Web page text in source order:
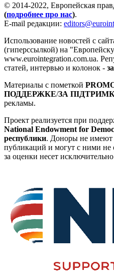
© 2014-2022, Европейская
(подробнее про нас).
E-mail редакции:
Использование новостей с
(гиперссылкой) на
www.eurointegration.com.ua.
статей, интервью и колонок -
Материалы с пометкой
ПОДДЕРЖКЕ/ЗА
рекламы.
Проект реализуется при
National Endowment for
республики. Доноры не имеют
публикаций и могут с ними не
за оценки несет